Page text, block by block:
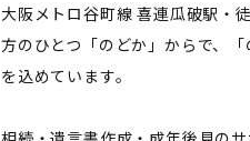
大阪メトロ谷町線 喜連瓜破駅・
方のひとつ「のどか」からで、
を込めています。